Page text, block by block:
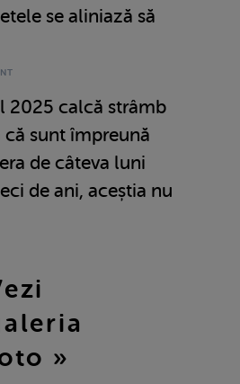
se aliniază să
2025 calcă strâmb
sunt împreună
de câteva luni
de ani, aceștia nu
»